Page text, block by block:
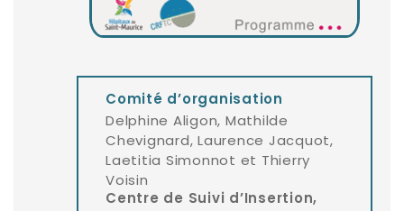
Comité d’organisation
Delphine Aligon, Mathilde
Chevignard, Laurence Jacquot,
Laetitia Simonnot et Thierry
Voisin
Centre de Suivi d’Insertion,